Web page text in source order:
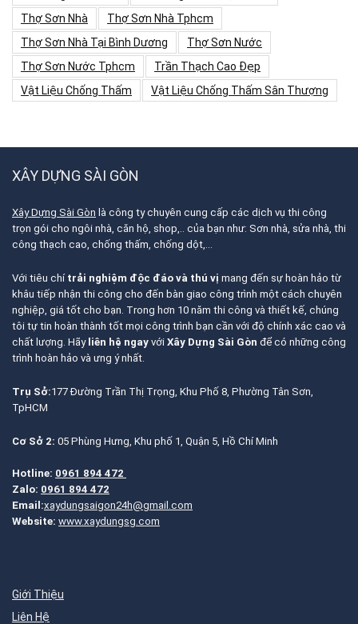
Thợ Sơn Nhà
Thợ Sơn Nhà Tphcm
Thợ Sơn Nhà Tại Bình Dương
Thợ Sơn Nước
Thợ Sơn Nước Tphcm
Trần Thạch Cao Đẹp
Vật Liệu Chống Thấm
Vật Liệu Chống Thấm Sân Thượng
XÂY DỰNG SÀI GÒN
Xây Dựng Sài Gòn là công ty chuyên cung cấp các dịch vụ thi công
trọn gói cho ngôi nhà, căn hộ, shop,.. của bạn như: Sơn nhà, sửa nhà, thi
công thạch cao, chống thấm, chống dột,…
Với tiêu chí trải nghiệm độc đáo và thú vị mang đến sự hoàn hảo từ
khâu tiếp nhận thi công cho đến bàn giao công trình một cách chuyên
nghiệp, giá tốt cho bạn. Trong hơn 10 năm thi công và thiết kế, chúng
tôi tự tin hoàn thành tốt mọi công trình bạn cần với độ chính xác cao và
chất lượng. Hãy liên hệ ngay với Xây Dựng Sài Gòn để có những công
trình hoàn hảo và ưng ý nhất.
Trụ Sở:177 Đường Trần Thị Trọng, Khu Phố 8, Phường Tân Sơn,
TpHCM
Cơ Sở 2: 05 Phùng Hưng, Khu phố 1, Quận 5, Hồ Chí Minh
Hotline: 0961 894 472
Zalo: 0961 894 472
Email:xaydungsaigon24h@gmail.com
Website: www.xaydungsg.com
Giới Thiệu
Liên Hệ